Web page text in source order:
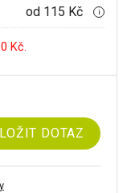
od 115 Kč i
Kč.
DOTAZ